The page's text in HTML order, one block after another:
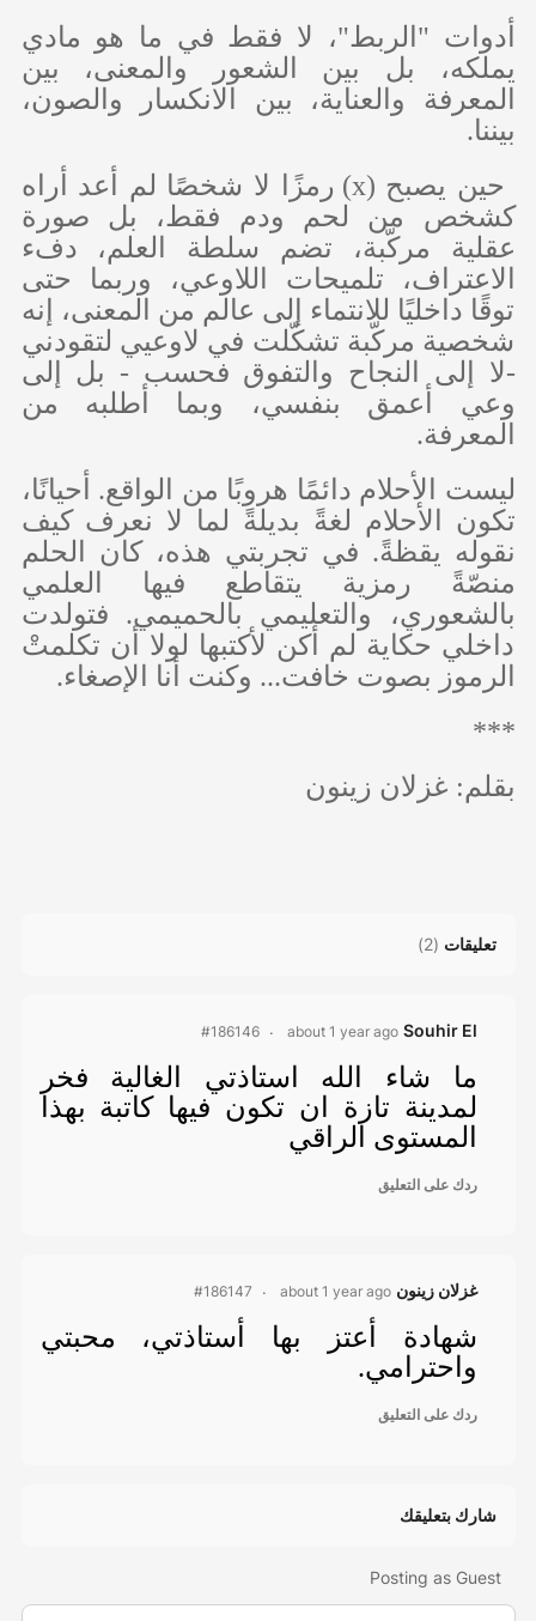
أدوات "الربط"، لا فقط في ما هو مادي
يملكه، بل بين الشعور والمعنى، بين
المعرفة والعناية، بين الانكسار والصون،
بيننا.
حين يصبح (x) رمزًا لا شخصًا لم أعد أراه
كشخص من لحم ودم فقط، بل صورة
عقلية مركّبة، تضم سلطة العلم، دفء
الاعتراف، تلميحات اللاوعي، وربما حتى
توقًا داخليًا للانتماء إلى عالم من المعنى، إنه
شخصية مركّبة تشكّلت في لاوعيي لتقودني
-لا إلى النجاح والتفوق فحسب - بل إلى
وعي أعمق بنفسي، وبما أطلبه من
المعرفة.
ليست الأحلام دائمًا هروبًا من الواقع. أحيانًا،
تكون الأحلام لغةً بديلةً لما لا نعرف كيف
نقوله يقظةً. في تجربتي هذه، كان الحلم
منصّةً رمزية يتقاطع فيها العلمي
بالشعوري، والتعليمي بالحميمي. فتولدت
داخلي حكاية لم أكن لأكتبها لولا أن تكلمتْ
الرموز بصوت خافت... وكنت أنا الإصغاء.
***
بقلم: غزلان زينون
تعليقات (
2
)
Souhir El
about 1 year ago
#186146
ما شاء الله استاذتي الغالية فخر
لمدينة تازة ان تكون فيها كاتبة بهذا
المستوى الراقي
ردك على التعليق
غزلان زينون about 1 year ago
#186147
شهادة أعتز بها أستاذتي، محبتي
واحترامي.
ردك على التعليق
شارك بتعليقك
Posting as Guest